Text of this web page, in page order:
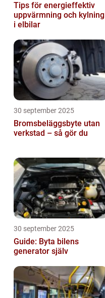
Tips för energieffektiv
uppvärmning och kylning
i elbilar
30 september 2025
Bromsbeläggsbyte utan
verkstad – så gör du
30 september 2025
Guide: Byta bilens
generator själv